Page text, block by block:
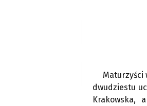
Maturzyści
dwudziestu
Krakowska,